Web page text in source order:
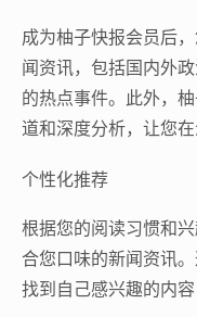
成为柚子快报会员后
闻资讯，包括国内外
的热点事件。此外，
道和深度分析，让您
个性化推荐
根据您的阅读习惯和
合您口味的新闻资讯
找到自己感兴趣的内容